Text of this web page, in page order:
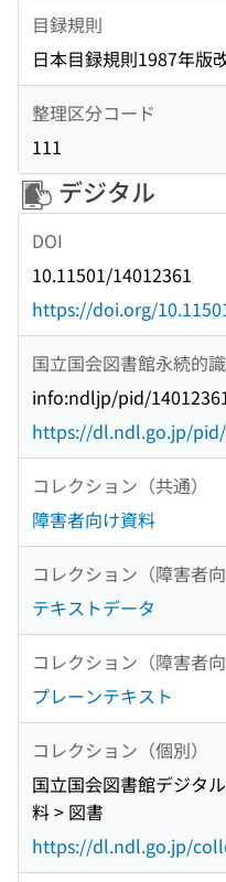
目録規則
日本目録規則1987年版
整理区分コード
111
デジタル
DOI
10.11501/14012361
https://doi.org/
国立国会図書館永続的
info:ndljp/pid/
https://dl.ndl.go.jp/pid/
コレクション（共通）
障害者向け資料
コレクション（障害者
テキストデータ
コレクション（障害者
プレーンテキスト
コレクション（個別）
国立国会図書館デジタ
料 > 図書
https://dl.ndl.go.jp/